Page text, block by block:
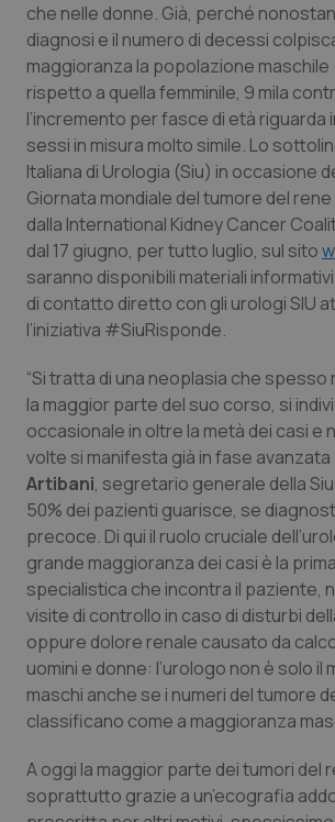
Piemonte
Provincia Autonoma di
Provincia Autonoma di Trento
Puglia
Sardegna
Sicilia
Toscana
Umbria
Valle D’Aosta
Veneto
HIV
Infezioni & Febbre
Ipertensione & Scompenso
Malattie rare
Malattia di Crohn &
Neuroscienze & patologie
Obesità
Oftalmologia
Oncodermatologia
Oncoematologia
Oncologia & Nutrizione
Psoriasi & pelle
Quotidiano Cardiologia
Quotidiano Chirurgia
che nelle donne. Già, perché
diagnosi e il numero di decessi
maggioranza la popolazione maschile
rispetto a quella femminile, 9 mila
l’incremento per fasce di età riguarda
sessi in misura molto simile. Lo
Italiana di Urologia (Siu) in occasione
Giornata mondiale del tumore del
dalla International Kidney Cancer
dal 17 giugno, per tutto luglio, sul sito
saranno disponibili materiali
di contatto diretto con gli urologi SIU
l’iniziativa #SiuRisponde.
“Si tratta di una neoplasia che
la maggior parte del suo corso, si
occasionale in oltre la metà dei casi e
volte si manifesta già in fase avanzata
Artibani, segretario generale della
50% dei pazienti guarisce, se
precoce. Di qui il ruolo cruciale
grande maggioranza dei casi è la
specialistica che incontra il paziente,
visite di controllo in caso di disturbi
oppure dolore renale causato da
uomini e donne: l’urologo non è solo il
maschi anche se i numeri del tumore
classificano come a maggioranza
A oggi la maggior parte dei tumori del
soprattutto grazie a un’ecografia